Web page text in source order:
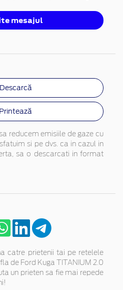
mesajul
reducem emisiile de gaze cu
si pe dvs. ca in cazul in
sa o descarcati in format
catre prietenii tai pe retelele
de Ford Kuga TITANIUM 2.0
un prieten sa fie mai repede